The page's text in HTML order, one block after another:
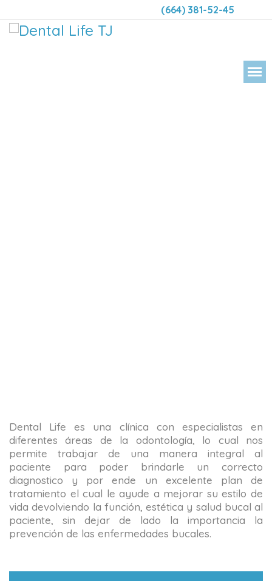
(664) 381-52-45
Dental Life es una clínica con especialistas en
diferentes áreas de la odontología, lo cual nos
permite trabajar de una manera integral al
paciente para poder brindarle un correcto
diagnostico y por ende un excelente plan de
tratamiento el cual le ayude a mejorar su estilo de
vida devolviendo la función, estética y salud bucal al
paciente, sin dejar de lado la importancia la
prevención de las enfermedades bucales.